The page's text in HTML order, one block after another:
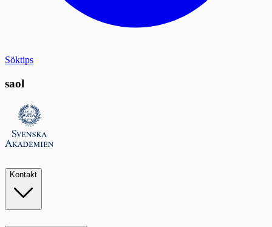
Söktips
saol
Kontakt